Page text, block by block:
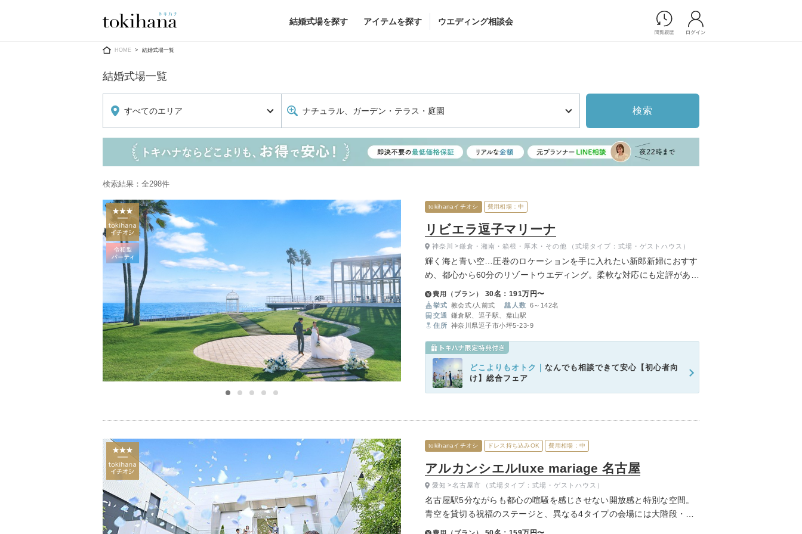
結婚式場を探す アイテムを探す
Ring
婚約指輪
結婚指輪
ウエディングドレス
ウエディングドレス
（メーカー直
カラードレス （メーカー直送）
（メーカー直送）
すべてのアイテム
ドレスショップ一覧
ブーケ
会場装花
家族フォト/ペット撮影
フォトウエディング/前撮りショ
ップ一覧
スナップ写真ショップ一覧
すべてのアイテム
ムービーショップ一覧
ウエディング相談会
HOME 結婚式場一覧
結婚式場一覧
すべてのエリア ナチュラル、ガーデン・テラス・庭園 検索
検索結果：全298件
リビエラ逗子マリーナ
tokihanaイチオシ 費用相場：中
輝く海と青い空…圧巻のロケーションを手に入れたい新郎新婦におすす
め、都心から60分のリゾートウエディング。柔軟な対応にも定評があ
り、自分たちらしいウエディングを実現できます。
神奈川 鎌倉・湘南・箱根・厚木・その他 （式場タイプ：式場・ゲストハウス）
費用（プラン） 30名：191万円〜
挙式 教会式 人前式 人数 6～142名
交通
鎌倉駅、逗子駅、葉山駅
住所 神奈川県逗子市小坪5-23-9
どこよりもオトク｜ なんでも相談できて安心【初心者向
け】総合フェア
アルカンシエルluxe mariage 名古屋
tokihanaイチオシ ドレス持ち込みOK 費用相場：中
名古屋駅5分ながらも都心の喧騒を感じさせない開放感と特別な空間。
青空を貸切る祝福のステージと、異なる4タイプの会場には大階段・オ
ープンキッチン・全天候型テラスを完備。贅沢なひと時を味わえます。
愛知 名古屋市 （式場タイプ：式場・ゲストハウス）